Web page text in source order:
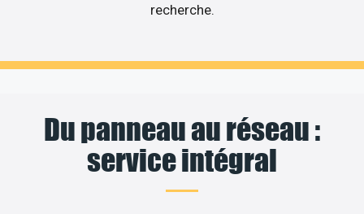
recherche.
Du panneau au réseau :
service intégral